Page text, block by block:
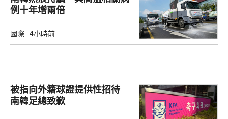
例十年增兩倍
國際 4小時前
被指向外籍球證提供性招待
南韓足總致歉